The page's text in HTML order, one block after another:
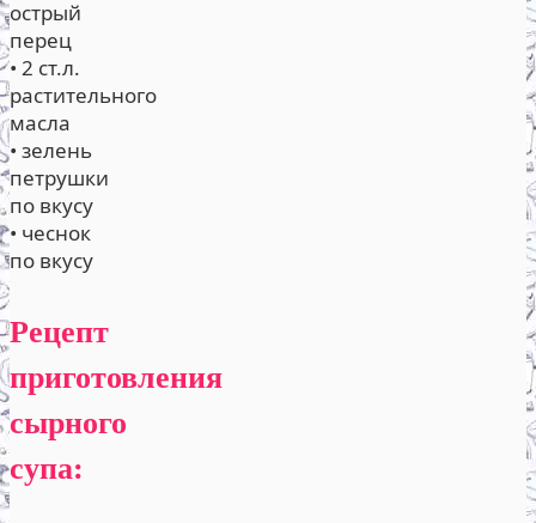
острый
перец
• 2 ст.л.
растительного
масла
• зелень
петрушки
по вкусу
• чеснок
по вкусу
Рецепт
приготовления
сырного
супа: